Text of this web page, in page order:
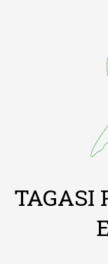
TAGASI